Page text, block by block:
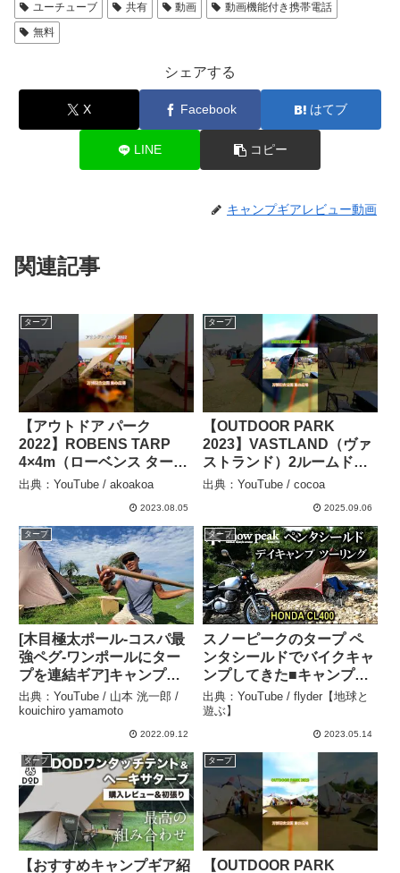
ユーチューブ
共有 動画
動画機能付き携帯電話
無料
シェアする
X Facebook はてブ
LINE コピー
キャンプギアレビュー動画
関連記事
タープ
【アウトドア パーク
2022】ROBENS TARP
4×4m（ローベンス タープ
4×4m）ハイドロテック ポ
の紹介 #shorts #ショート
– akoakoa
出典：YouTube / akoakoa
2023.08.05
タープ
【OUTDOOR PARK
2023】VASTLAND（ヴァ
ストランド）2ルームドー
ムテント Mサイズ シェル
紹介 #Short #ショート –
cocoa
出典：YouTube / cocoa
2025.09.06
タープ
[木目極太ポール-コスパ最
強ペグ-ワンポールにター
プを連結ギア]キャンプギ
ア開封レビュー – 山本 洸
一郎 / kouichiro
出典：YouTube / 山本 洸一郎 /
kouichiro yamamoto
2022.09.12
タープ
スノーピークのタープ ペ
ンタシールドでバイクキャ
ンプしてきた■キャンプツ
ーリング CL400 –
flyder【地球と遊ぶ】
出典：YouTube / flyder【地球と
遊ぶ】
2023.05.14
タープ
【おすすめキャンプギア紹
タープ
【OUTDOOR PARK